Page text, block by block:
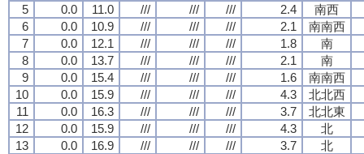
5
0.0 11.0 /// /// /// 2.4
南西
6
0.0 10.9 /// /// /// 2.1
南南西
7
0.0 12.1 /// /// /// 1.8
南
8
0.0 13.7 /// /// /// 2.1
南
9
0.0 15.4 /// /// /// 1.6
南南西
10
0.0 15.9 /// /// /// 4.3
北北西
11
0.0 16.3 /// /// /// 3.7
北北東
12
0.0 15.9 /// /// /// 4.3
北
13
0.0 16.9 /// /// /// 3.7
北